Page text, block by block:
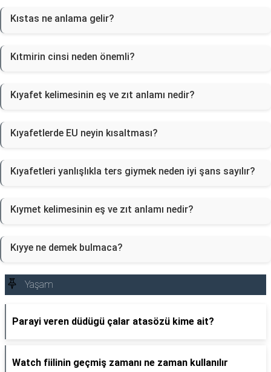
Kıstas ne anlama gelir?
Kıtmirin cinsi neden önemli?
Kıyafet kelimesinin eş ve zıt anlamı nedir?
Kıyafetlerde EU neyin kısaltması?
Kıyafetleri yanlışlıkla ters giymek neden iyi şans sayılır?
Kıymet kelimesinin eş ve zıt anlamı nedir?
Kıyye ne demek bulmaca?
Yaşam
Parayi veren düdügü çalar atasözü kime ait?
Watch fiilinin geçmiş zamanı ne zaman kullanılır